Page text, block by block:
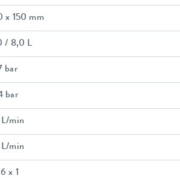
x 150 mm
/ 8,0 L
bar
bar
L/min
L/min
x 1